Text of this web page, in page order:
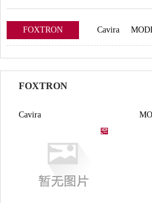
FOXTRON Cavira
FOXTRON
Cavira